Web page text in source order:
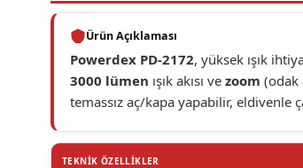
Ürün Açıklaması
Powerdex PD-2172, yüksek ışık
3000 lümen ışık akısı ve zoom (odak
temassız aç/kapa yapabilir, eldivenle
TEKNİK ÖZELLİKLER